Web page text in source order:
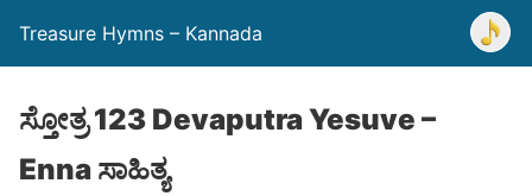
Treasure Hymns – Kannada
ಸ್ತೋತ್ರ 123 Devaputra Yesuve –
Enna ಸಾಹಿತ್ಯ